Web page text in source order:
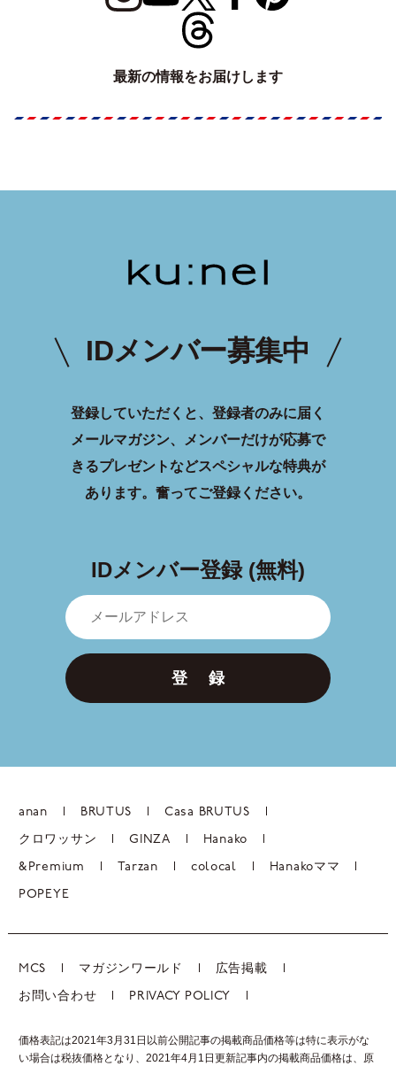
最新の情報をお届けします
IDメンバー募集中
登録していただくと、登録者のみに届く
メールマガジン、メンバーだけが応募で
きるプレゼントなどスペシャルな特典が
あります。 奮ってご登録ください。
IDメンバー登録 (無料)
登 録
anan BRUTUS Casa BRUTUS
クロワッサン GINZA Hanako
&Premium Tarzan colocal Hanakoママ
POPEYE
MCS マガジンワールド 広告掲載
お問い合わせ PRIVACY POLICY
価格表記は2021年3月31日以前公開記事の掲載商品価格等は特に表示がな
い場合は税抜価格となり、2021年4月1日更新記事内の掲載商品価格は、 原